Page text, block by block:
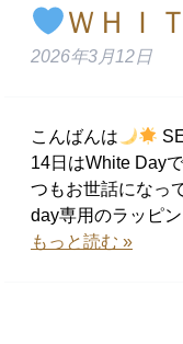
ＷＨＩ
2026年3月12日
こんばんは
14日はWhite Day
つもお世話になっ
day専用のラッピ
もっと読む »